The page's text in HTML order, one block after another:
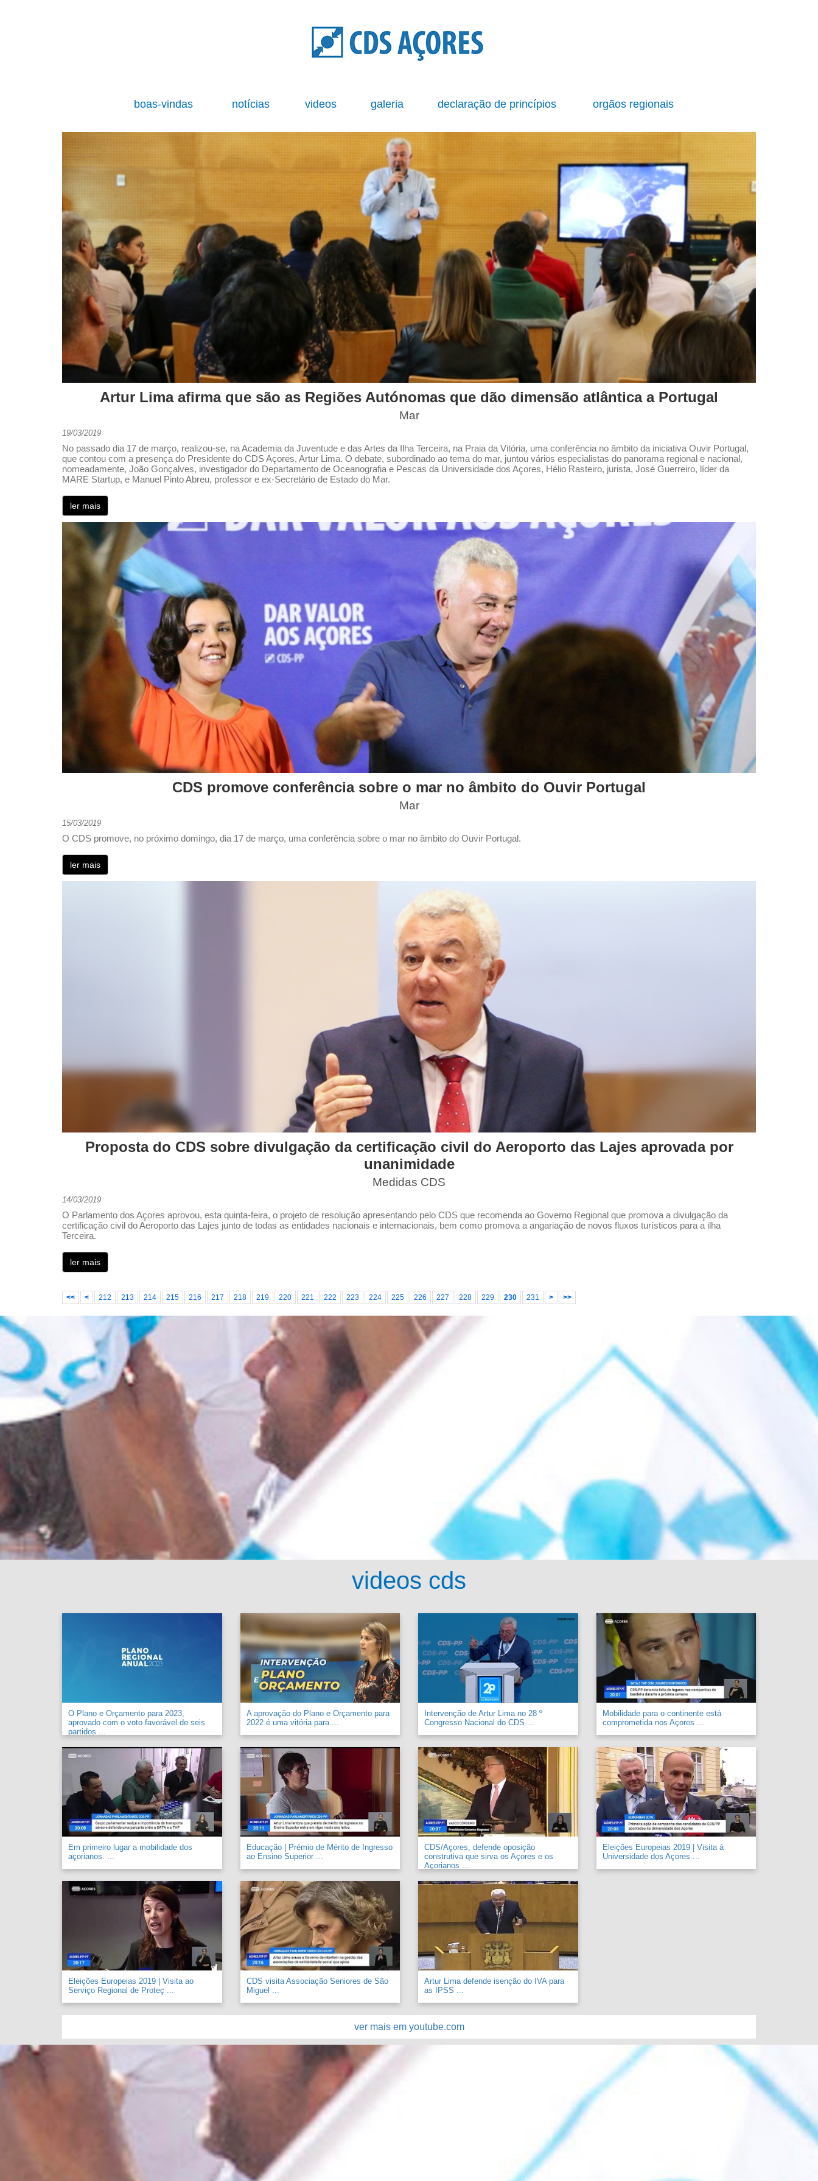
boas-vindas notícias videos galeria declaração de princípios orgãos regionais
Artur Lima afirma que são as Regiões Autónomas que dão dimensão atlântica a Portugal
Mar
19/03/2019
No passado dia 17 de março, realizou-se, na Academia da Juventude e das Artes da Ilha Terceira, na Praia da Vitória, uma conferência no âmbito da iniciativa Ouvir Portugal,
que contou com a presença do Presidente do CDS Açores, Artur Lima. O debate, subordinado ao tema do mar, juntou vários especialistas do panorama regional e nacional,
nomeadamente, João Gonçalves, investigador do Departamento de Oceanografia e Pescas da Universidade dos Açores, Hélio Rasteiro, jurista, José Guerreiro, líder da
MARE Startup, e Manuel Pinto Abreu, professor e ex-Secretário de Estado do Mar.
ler mais
CDS promove conferência sobre o mar no âmbito do Ouvir Portugal
Mar
15/03/2019
O CDS promove, no próximo domingo, dia 17 de março, uma conferência sobre o mar no âmbito do Ouvir Portugal.
ler mais
Proposta do CDS sobre divulgação da certificação civil do Aeroporto das Lajes aprovada por
unanimidade
Medidas CDS
14/03/2019
O Parlamento dos Açores aprovou, esta quinta-feira, o projeto de resolução apresentando pelo CDS que recomenda ao Governo Regional que promova a divulgação da
certificação civil do Aeroporto das Lajes junto de todas as entidades nacionais e internacionais, bem como promova a angariação de novos fluxos turísticos para a ilha
Terceira.
ler mais
<< < 212 213 214 215 216 217 218 219 220 221 222 223 224 225 226 227 228 229 230 231 > >>
videos cds
O Plano e Orçamento para 2023,
aprovado com o voto favorável de seis
partidos ...
A aprovação do Plano e Orçamento para
2022 é uma vitória para ...
Intervenção de Artur Lima no 28 º
Congresso Nacional do CDS ...
Mobilidade para o continente está
comprometida nos Açores ...
Em primeiro lugar a mobilidade dos
açorianos. ...
Educação | Prémio de Mérito de Ingresso
ao Ensino Superior ...
CDS/Açores, defende oposição
construtiva que sirva os Açores e os
Açorianos ...
Eleições Europeias 2019 | Visita à
Universidade dos Açores ...
Eleições Europeias 2019 | Visita ao
Serviço Regional de Proteç ...
CDS visita Associação Seniores de São
Miguel ...
Artur Lima defende isenção do IVA para
as IPSS ...
ver mais em youtube.com